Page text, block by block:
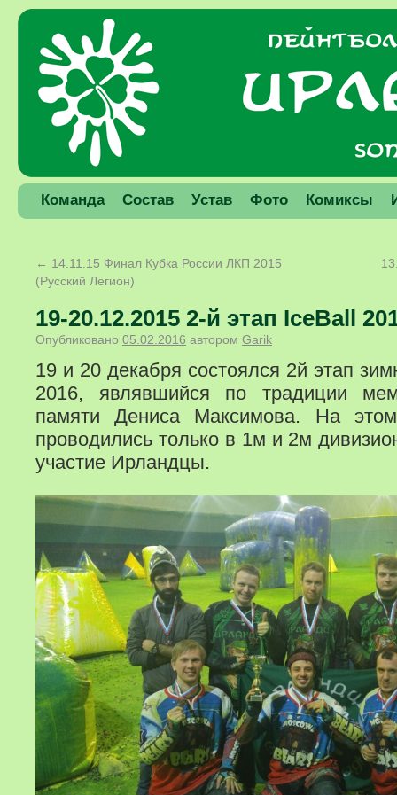
Команда Состав Устав Фото Комиксы
← 14.11.15 Финал Кубка России ЛКП 2015
(Русский Легион)
19-20.12.2015 2-й этап IceBall
Опубликовано 05.02.2016 автором Garik
19 и 20 декабря состоялся 2й этап
2016, являвшийся по традиции
памяти Дениса Максимова. На этом
проводились только в 1м и 2м
участие Ирландцы.